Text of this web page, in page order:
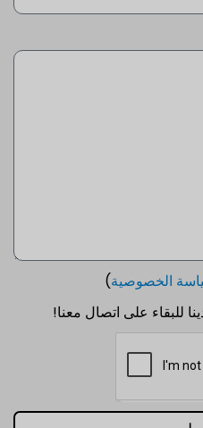
الخصوصية)
للبقاء على اتصال معنا!